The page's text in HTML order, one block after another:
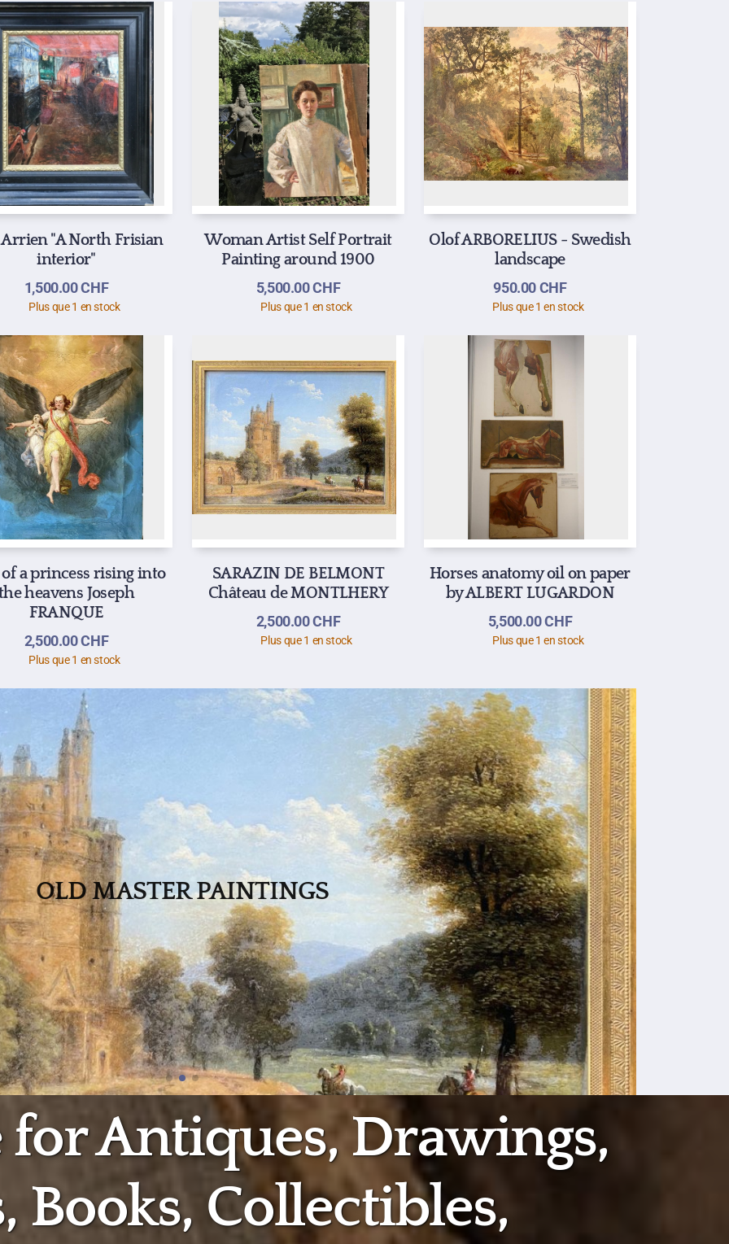
"A North Frisian
interior"
1,500.00CHF
Plus que 1 en stock
Woman Artist Self Portrait
Painting around 1900
5,500.00CHF
Plus que 1 en stock
Olof ARBORELIUS - Swedish
landscape
950.00 CHF
Plus que 1 en stock
a princess rising into
heavens Joseph
FRANQUE
2,500.00CHF
Plus que 1 en stock
SARAZIN DE BELMONT
Château de MONTLHERY
2,500.00CHF
Plus que 1 en stock
Horses anatomy oil on paper
by ALBERT LUGARDON
5,500.00CHF
Plus que 1 en stock
OLD MASTER PAINTINGS
for Antiques, Drawings,
Books, Collectibles,